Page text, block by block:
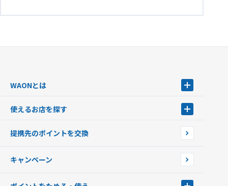
WAONとは
WAONを申込む
インターネット上でのお買い物について（ネット決済）
使えるお店を探す
店舗検索
イオン銀行ATM設置場所
提携先のポイントを交換
キャンペーン